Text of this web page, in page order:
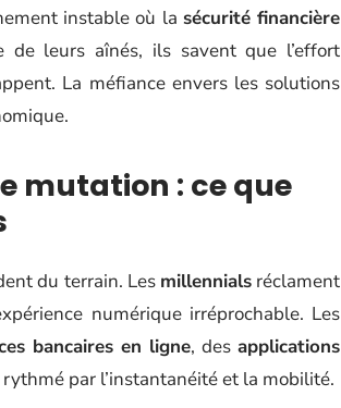
instable où la sécurité financière
de leurs aînés, ils savent que l’effort
La méfiance envers les solutions
mutation : ce que
du terrain. Les millennialsréclament
numérique irréprochable. Les
bancaires en ligne, des applications
par l’instantanéité et la mobilité.